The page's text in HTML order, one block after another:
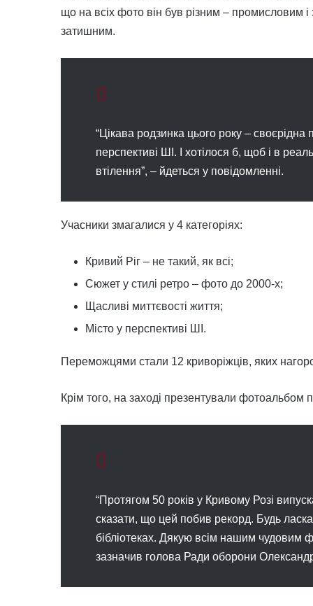
що на всіх фото він був різним – промисловим
затишним.
“Цікава родзинка цього року –
перспективі ШІ. І хотілося б, щоб і в
втілення”, – йдеться у повідомленні.
Учасники змагалися у 4 категоріях:
Кривий Ріг – не такий, як всі;
Сюжет у стилі ретро – фото до 2000-х;
Щасливі миттєвості життя;
Місто у перспективі ШІ.
Переможцями стали 12 криворіжців, яких
Крім того, на заході презентували фотоальбом
“Протягом 50 років у Кривому Розі
сказати, що цей побив рекорд. Будь
бібліотеках. Дякую всім нашим чудовим
зазначив голова Ради оборони